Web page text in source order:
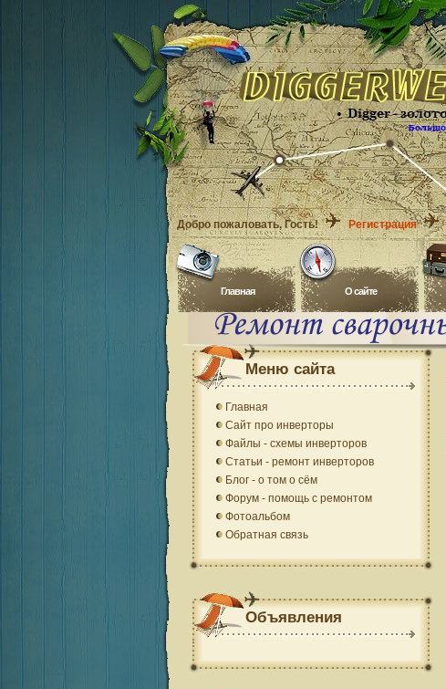
Добро пожаловать, Гость! Регистрация
Главная O сайте
Меню сайта
Главная
Сайт про инверторы
Файлы - схемы инверторов
Статьи - ремонт инверторов
Блог - о том о сём
Форум - помощь с ремонтом
Фотоальбом
Обратная связь
Объявления